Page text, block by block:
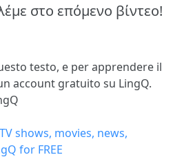
στο επόμενο βίντεο!
testo, e per apprendere il
account gratuito su LingQ.